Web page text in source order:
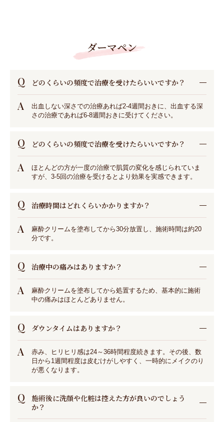
ダーマペン
Q どのくらいの頻度で治療を受けたらいいですか？
A
出血しない深さでの治療あれば2-4週間おきに、出血する深
さの治療であれば6-8週間おきに受けてください。
Q どのくらいの頻度で治療を受けたらいいですか？
A
ほとんどの方が一度の治療で肌質の変化を感じられていま
すが、3-5回の治療を受けるとより効果を実感できます。
Q 治療時間はどれくらいかかりますか？
A
麻酔クリームを塗布してから30分放置し、施術時間は約20
分です。
Q 治療中の痛みはありますか？
A
麻酔クリームを塗布してから処置するため、基本的に施術
中の痛みはほとんどありません。
Q ダウンタイムはありますか？
A
赤み、ヒリヒリ感は24～36時間程度続きます。その後、数
日から1週間程度は皮むけがしやすく、一時的にメイクのり
が悪くなります。
Q
施術後に洗顔や化粧は控えた方が良いのでしょう
か？